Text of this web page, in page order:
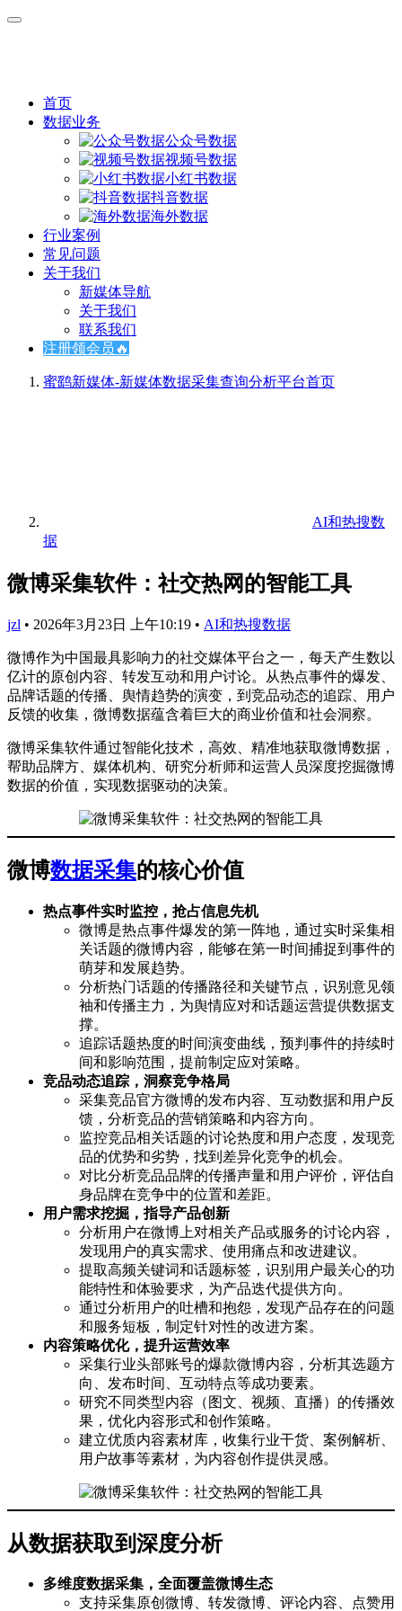
首页
数据业务
公众号数据
视频号数据
小红书数据
抖音数据
海外数据
行业案例
常见问题
关于我们
新媒体导航
关于我们
联系我们
注册领会员🔥
蜜鹞新媒体-新媒体数据采集查询分析平台首页
AI和热搜数
据
微博采集软件：社交热网的智能工具
jzl • 2026年3月23日 上午10:19 • AI和热搜数据
微博作为中国最具影响力的社交媒体平台之一，每天产生数以
亿计的原创内容、转发互动和用户讨论。从热点事件的爆发、
品牌话题的传播、舆情趋势的演变，到竞品动态的追踪、用户
反馈的收集，微博数据蕴含着巨大的商业价值和社会洞察。
微博采集软件通过智能化技术，高效、精准地获取微博数据，
帮助品牌方、媒体机构、研究分析师和运营人员深度挖掘微博
数据的价值，实现数据驱动的决策。
微博数据采集的核心价值
热点事件实时监控，抢占信息先机
微博是热点事件爆发的第一阵地，通过实时采集相
关话题的微博内容，能够在第一时间捕捉到事件的
萌芽和发展趋势。
分析热门话题的传播路径和关键节点，识别意见领
袖和传播主力，为舆情应对和话题运营提供数据支
撑。
追踪话题热度的时间演变曲线，预判事件的持续时
间和影响范围，提前制定应对策略。
竞品动态追踪，洞察竞争格局
采集竞品官方微博的发布内容、互动数据和用户反
馈，分析竞品的营销策略和内容方向。
监控竞品相关话题的讨论热度和用户态度，发现竞
品的优势和劣势，找到差异化竞争的机会。
对比分析竞品品牌的传播声量和用户评价，评估自
身品牌在竞争中的位置和差距。
用户需求挖掘，指导产品创新
分析用户在微博上对相关产品或服务的讨论内容，
发现用户的真实需求、使用痛点和改进建议。
提取高频关键词和话题标签，识别用户最关心的功
能特性和体验要求，为产品迭代提供方向。
通过分析用户的吐槽和抱怨，发现产品存在的问题
和服务短板，制定针对性的改进方案。
内容策略优化，提升运营效率
采集行业头部账号的爆款微博内容，分析其选题方
向、发布时间、互动特点等成功要素。
研究不同类型内容（图文、视频、直播）的传播效
果，优化内容形式和创作策略。
建立优质内容素材库，收集行业干货、案例解析、
用户故事等素材，为内容创作提供灵感。
从数据获取到深度分析
多维度数据采集，全面覆盖微博生态
支持采集原创微博、转发微博、评论内容、点赞用